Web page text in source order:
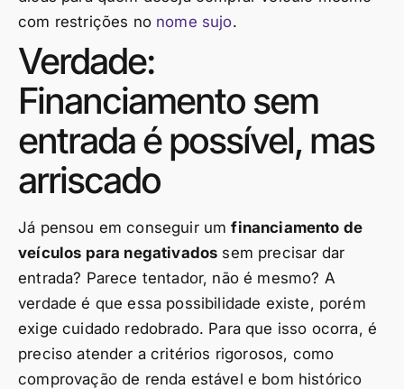
com restrições no nome sujo.
Verdade:
Financiamento sem
entrada é possível, mas
arriscado
Já pensou em conseguir umfinanciamento de
veículos para negativados sem precisar dar
entrada? Parece tentador, não é mesmo? A
verdade é que essa possibilidade existe, porém
exige cuidado redobrado. Para que isso ocorra, é
preciso atender a critérios rigorosos, como
comprovação de renda estável e bom histórico